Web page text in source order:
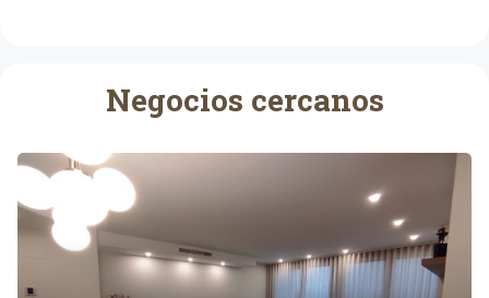
Negocios cercanos
M
e